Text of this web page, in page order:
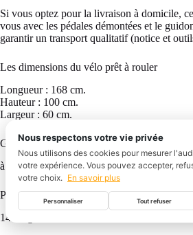
Si vous optez pour la livraison à domicile,
vous avec les pédales démontées et le
garantir un transport qualitatif (notice et
Les dimensions du vélo prêt à rouler
Longueur : 168 cm.
Hauteur : 100 cm.
Largeur : 60 cm.
Garantie
à vie (cadre, potence, cintre).
Poids
14.3 kg
Nous respectons votre vie privée
Nous utilisons des cookies pour mesurer
votre expérience. Vous pouvez accepter,
votre choix. En savoir plus
Personnaliser Tout refuser